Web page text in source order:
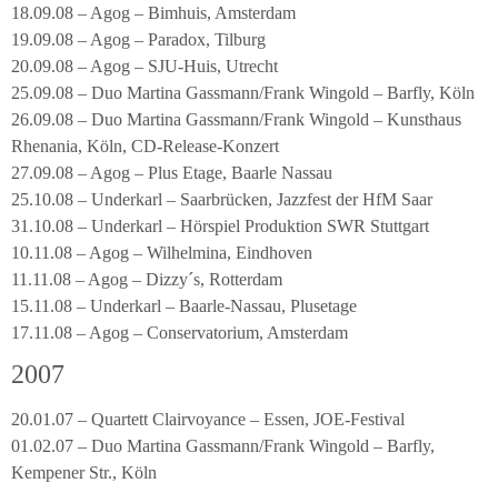
18.09.08 – Agog – Bimhuis, Amsterdam
19.09.08 – Agog – Paradox, Tilburg
20.09.08 – Agog – SJU-Huis, Utrecht
25.09.08 – Duo Martina Gassmann/Frank Wingold – Barfly, Köln
26.09.08 – Duo Martina Gassmann/Frank Wingold – Kunsthaus
Rhenania, Köln, CD-Release-Konzert
27.09.08 – Agog – Plus Etage, Baarle Nassau
25.10.08 – Underkarl – Saarbrücken, Jazzfest der HfM Saar
31.10.08 – Underkarl – Hörspiel Produktion SWR Stuttgart
10.11.08 – Agog – Wilhelmina, Eindhoven
11.11.08 – Agog – Dizzy´s, Rotterdam
15.11.08 – Underkarl – Baarle-Nassau, Plusetage
17.11.08 – Agog – Conservatorium, Amsterdam
2007
20.01.07 – Quartett Clairvoyance – Essen, JOE-Festival
01.02.07 – Duo Martina Gassmann/Frank Wingold – Barfly,
Kempener Str., Köln